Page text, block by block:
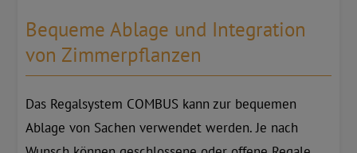
Bequeme Ablage und Integration
von Zimmerpflanzen
Das Regalsystem COMBUS kann zur bequemen
Ablage von Sachen verwendet werden. Je nach